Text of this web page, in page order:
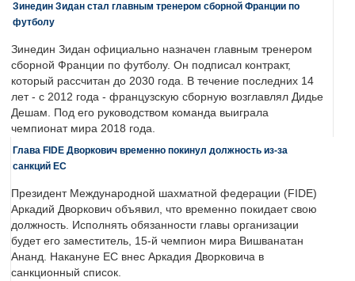
Зинедин Зидан стал главным тренером сборной Франции по
футболу
Зинедин Зидан официально назначен главным тренером
сборной Франции по футболу. Он подписал контракт,
который рассчитан до 2030 года. В течение последних 14
лет - с 2012 года - французскую сборную возглавлял Дидье
Дешам. Под его руководством команда выиграла
чемпионат мира 2018 года.
Глава FIDE Дворкович временно покинул должность из-за
санкций ЕС
Президент Международной шахматной федерации (FIDE)
Аркадий Дворкович объявил, что временно покидает свою
должность. Исполнять обязанности главы организации
будет его заместитель, 15-й чемпион мира Вишванатан
Ананд. Накануне ЕС внес Аркадия Дворковича в
санкционный список.